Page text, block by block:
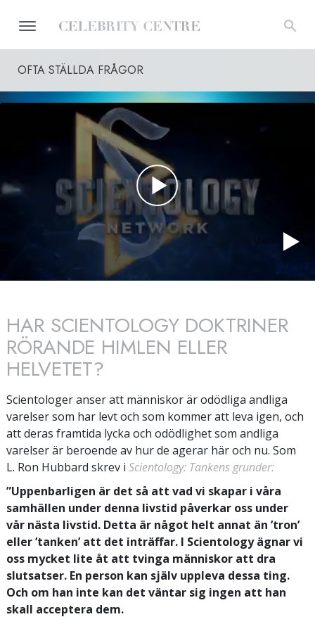
OFTA STÄLLDA FRÅGOR
HAR SCIENTOLOGY DOKTRINER
RÖRANDE HIMLEN ELLER
HELVETET?
Scientologer anser att människor är odödliga andliga
varelser som har levt och som kommer att leva igen, och
att deras framtida lycka och odödlighet som andliga
varelser är beroende av hur de agerar här och nu. Som
L. Ron Hubbard skrev i Scientology: Tankens grunder:
”Uppenbarligen är det så att vad vi skapar i våra
samhällen under denna livstid påverkar oss under
vår nästa livstid. Detta är något helt annat än ’tron’
eller ’tanken’ att det inträffar. I Scientology ägnar vi
oss mycket lite åt att tvinga människor att dra
slutsatser. En person kan själv uppleva dessa ting.
Och om han inte kan det väntar sig ingen att han
skall acceptera dem.